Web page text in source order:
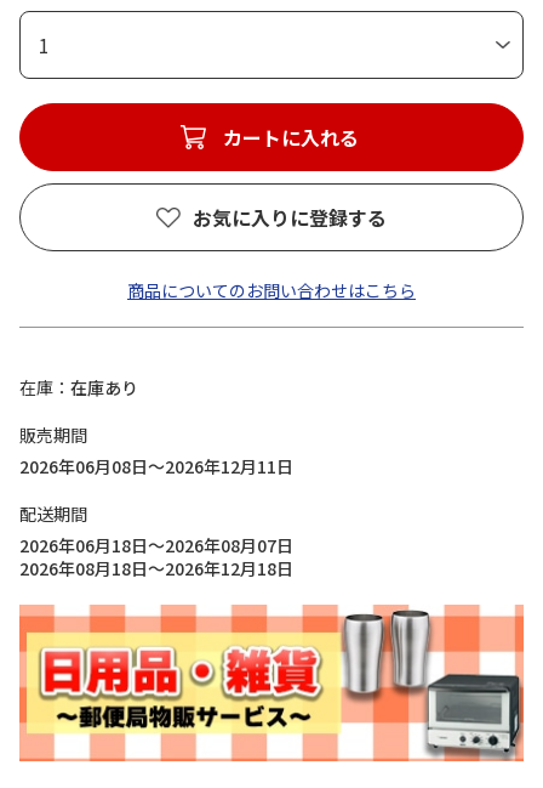
1
カートに入れる
お気に入りに登録する
商品についてのお問い合わせはこちら
在庫
在庫あり
販売期間
2026年06月08日～2026年12月11日
配送期間
2026年06月18日～2026年08月07日
2026年08月18日～2026年12月18日